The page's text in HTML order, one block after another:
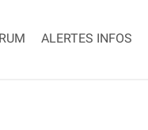
ALERTES INFOS